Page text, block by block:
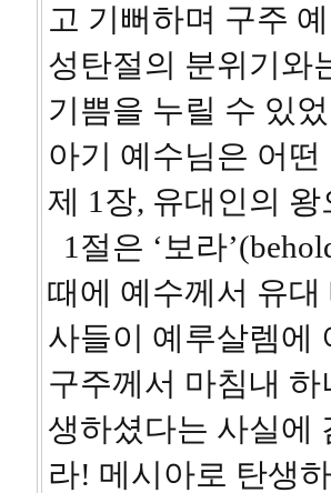
고 기뻐하며 구주
성탄절의 분위기와
기쁨을 누릴 수 있
아기 예수님은 어떤
제 1장, 유대인의
1절은 ‘보라
때에 예수께서 유
사들이 예루살렘에
구주께서 마침내
생하셨다는 사실에
라! 메시아로 탄생